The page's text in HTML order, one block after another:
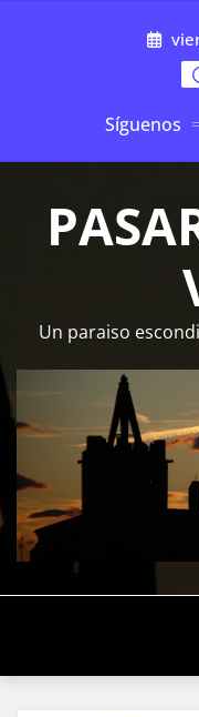
Síguenos
Un paraiso